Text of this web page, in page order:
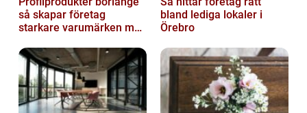
så skapar företag
starkare varumärken med
bland lediga lokaler i
Örebro